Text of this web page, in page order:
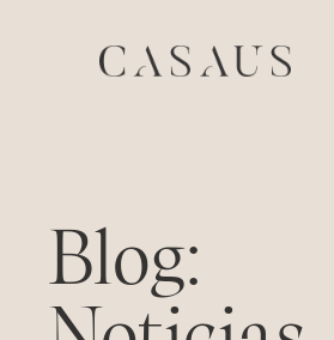
Blog: